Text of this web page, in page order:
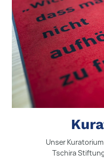
Unser
Tschira